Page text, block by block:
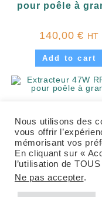
pour poêle à
140,00€ HT
Add to cart
Nous utilisons des
vous offrir
mémorisant vos
En cliquant sur «
l’utilisation de
Ne pas accepter.